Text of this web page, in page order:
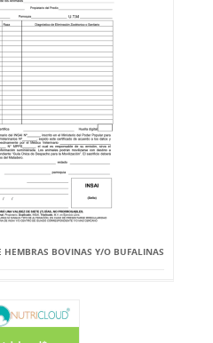
HEMBRAS BOVINAS Y/O BUFALINAS